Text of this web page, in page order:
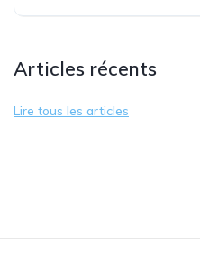
Articles récents
Lire tous les articles